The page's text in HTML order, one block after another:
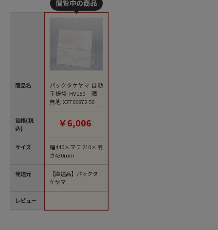
商品名
価格(税
込)
サイズ
発送元
レビュー
パックタケヤマ 自動
手提袋 HV150 晒
無地 XZT00872 50枚/
袋（ご注文単位3袋）
【直送品】
￥6,006
幅440×マチ210×高
さ430mm
【直送品】パックタ
ケヤマ